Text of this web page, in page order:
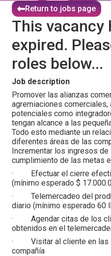
Return to jobs page
This vacancy
expired.
roles below...
Job description
Promover las alianzas
agremiaciones
potenciales como
tengan alcance a las
Todo esto mediante un
diferentes áreas de las
Incrementar los ingresos
cumplimiento de las metas
· Efectuar el cierre
(mínimo esperado $
· Telemercadeo del
diario (mínimo esperado 60
· Agendar citas de los
obtenidos en el
· Visitar al cliente en las
compañía